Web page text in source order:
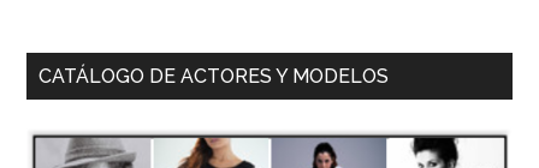
CATÁLOGO DE ACTORES Y MODELOS